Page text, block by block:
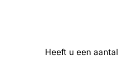
Heeft u een